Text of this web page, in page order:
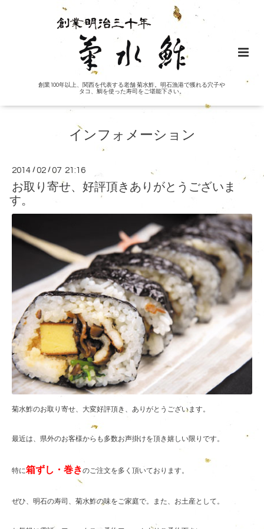
創業100年以上、関西を代表する老舗 菊水鮓。明石漁港で獲れる穴子や
タコ、鯛を使った寿司をご堪能下さい。
インフォメーション
2014 /02 /07 21:16
お取り寄せ、好評頂きありがとうございま
す。
菊水鮓のお取り寄せ、大変好評頂き、ありがとうございます。
最近は、県外のお客様からも多数お声掛けを頂き嬉しい限りです。
特に箱ずし・巻きのご注文を多く頂いております。
ぜひ、明石の寿司、菊水鮓の味をご家庭で。また、お土産として。